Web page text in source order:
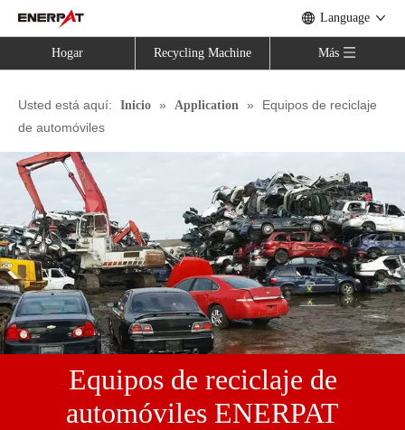
Language
Hogar Recycling Machine Más
Usted está aquí: Inicio » Application »
Equipos de reciclaje
de automóviles
Equipos de reciclaje de
automóviles ENERPAT